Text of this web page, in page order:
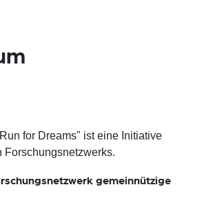
for Dreams" ist eine Initiative
Forschungsnetzwerks.
gemeinnützige